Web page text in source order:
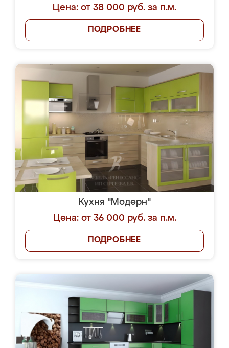
Цена: от 38 000 руб. за п.м.
ПОДРОБНЕЕ
Кухня "Модерн"
Цена: от 36 000 руб. за п.м.
ПОДРОБНЕЕ